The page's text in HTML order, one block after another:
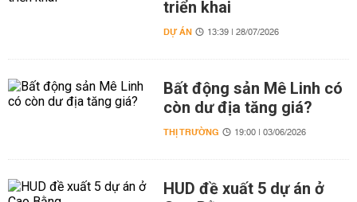
triển khai
DỰ ÁN 13:39 | 28/07/2026
Bất động sản Mê Linh có
còn dư địa tăng giá?
THỊ TRƯỜNG 19:00 | 03/06/2026
HUD đề xuất 5 dự án ở